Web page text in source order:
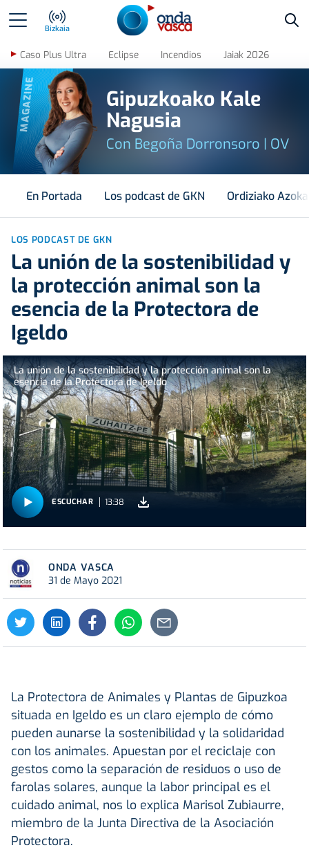
Bizkaia
Caso Plus Ultra Eclipse Incendios Jaiak 2026
MAGAZINE
Gipuzkoako Kale
Nagusia
Con Begoña Dorronsoro | OV
En Portada Los podcast de GKN Ordiziako Azoka
LOS PODCAST DE GKN
La unión de la sostenibilidad y
la protección animal son la
esencia de la Protectora de
Igeldo
La unión de la sostenibilidad y la protección animal son la
esencia de la Protectora de Igeldo
ESCUCHAR 13:38
ONDA VASCA
31 de Mayo 2021
La Protectora de Animales y Plantas de Gipuzkoa
situada en Igeldo es un claro ejemplo de cómo
pueden aunarse la sostenibilidad y la solidaridad
con los animales. Apuestan por el reciclaje con
gestos como la separación de residuos o uso de
farolas solares, aunque la labor principal es el
cuidado animal, nos lo explica Marisol Zubiaurre,
miembro de la Junta Directiva de la Asociación
Protectora.